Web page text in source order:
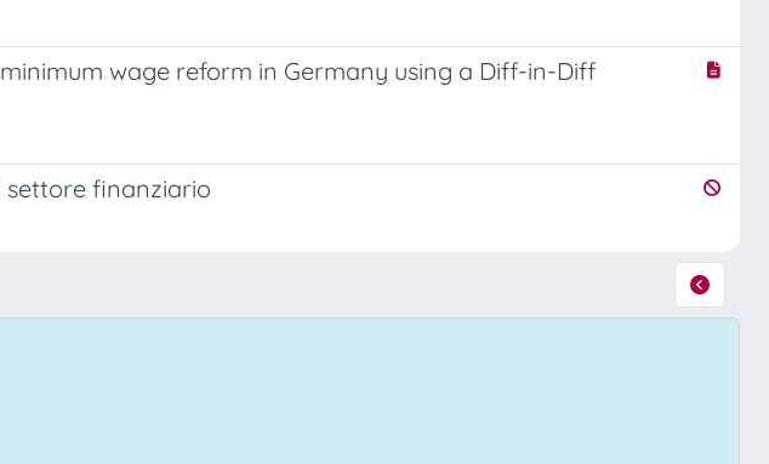
wage reform in Germany using a Diff-in-Diff
settore finanziario